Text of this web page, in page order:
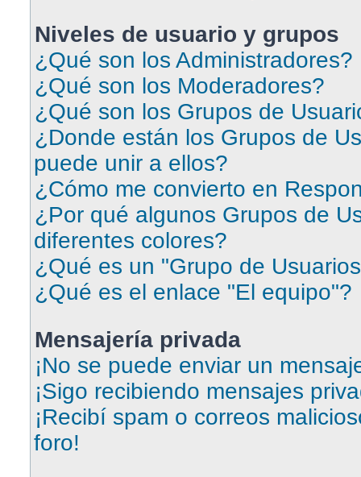
Niveles de usuario y grupos
¿Qué son los Administradores?
¿Qué son los Moderadores?
¿Qué son los Grupos de
¿Donde están los Grupos de
puede unir a ellos?
¿Cómo me convierto en
¿Por qué algunos Grupos de
diferentes colores?
¿Qué es un "Grupo de
¿Qué es el enlace "El equipo"?
Mensajería privada
¡No se puede enviar un
¡Sigo recibiendo mensajes
¡Recibí spam o correos
foro!